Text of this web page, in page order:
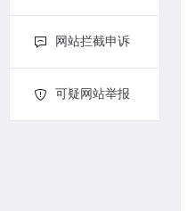
网站拦截申诉
可疑网站举报